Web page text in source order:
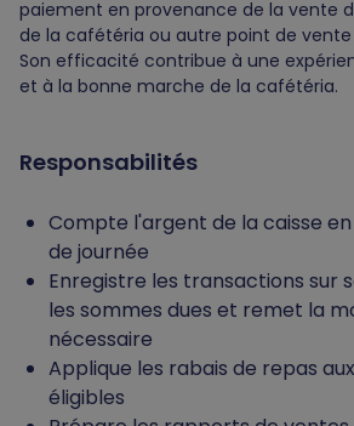
paiement en provenance de la vente
de la cafétéria ou autre point de
Son efficacité contribue à une
et à la bonne marche de la cafétéria.
Responsabilités
Compte l'argent de la caisse
de journée
Enregistre les transactions sur
les sommes dues et remet la
nécessaire
Applique les rabais de repas
éligibles